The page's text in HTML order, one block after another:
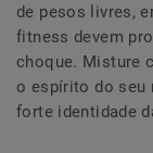
de pesos livres,
fitness devem
choque. Misture
o espírito do seu
forte identidade